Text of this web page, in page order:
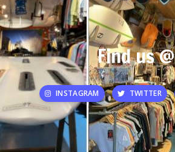
Find us @
INSTAGRAM TWITTER